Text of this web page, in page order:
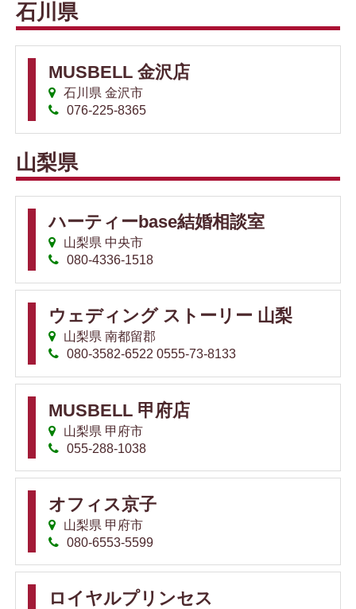
石川県
MUSBELL 金沢店
石川県 金沢市
076-225-8365
山梨県
ハーティーbase結婚相談室
山梨県 中央市
080-4336-1518
ウェディング ストーリー 山梨
山梨県 南都留郡
080-3582-6522 0555-73-8133
MUSBELL 甲府店
山梨県 甲府市
055-288-1038
オフィス京子
山梨県 甲府市
080-6553-5599
ロイヤルプリンセス